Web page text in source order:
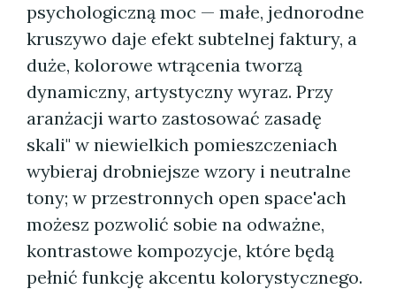
psychologiczną moc — małe, jednorodne
kruszywo daje efekt subtelnej faktury, a
duże, kolorowe wtrącenia tworzą
dynamiczny, artystyczny wyraz. Przy
aranżacji warto zastosować zasadę
skali" w niewielkich pomieszczeniach
wybieraj drobniejsze wzory i neutralne
tony; w przestronnych open space'ach
możesz pozwolić sobie na odważne,
kontrastowe kompozycje, które będą
pełnić funkcję akcentu kolorystycznego.